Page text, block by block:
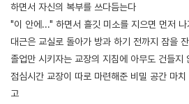
하면서 자신의 복부를 쓰다듬는다
"이 안에..." 하면서 흘깃 미소를 지으면 먼저 나
대근은 교실로 돌아가 방과 하기 전까지 잠을
졸업만 시키자는 교장의 지침에 아무도 건들지
점심시간 교장이 따로 마련해준 비밀 공간 마치
고